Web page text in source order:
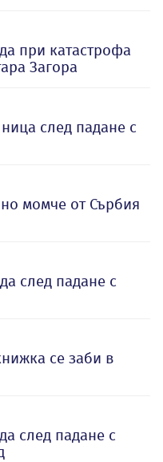
при катастрофа
Загора
след падане с
момче от Сърбия
след падане с
се заби в
след падане с